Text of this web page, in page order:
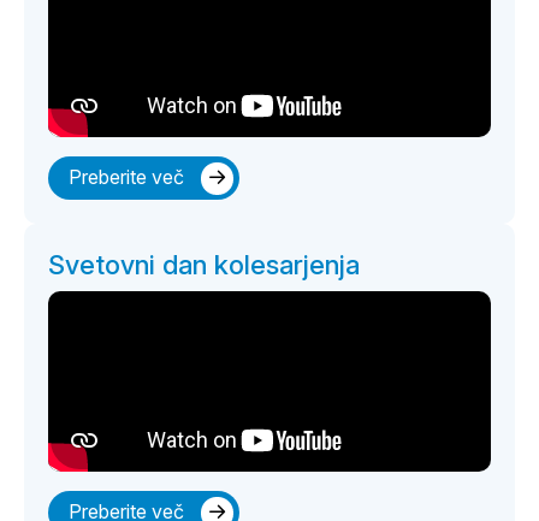
Preberite več
Svetovni dan kolesarjenja
Preberite več